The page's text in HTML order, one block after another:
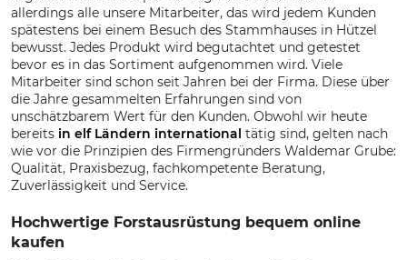
allerdings alle unsere Mitarbeiter, das wird jedem Kunden
spätestens bei einem Besuch des Stammhauses in Hützel
bewusst. Jedes Produkt wird begutachtet und getestet
bevor es in das Sortiment aufgenommen wird. Viele
Mitarbeiter sind schon seit Jahren bei der Firma. Diese über
die Jahre gesammelten Erfahrungen sind von
unschätzbarem Wert für den Kunden. Obwohl wir heute
bereits in elf Ländern international tätig sind, gelten nach
wie vor die Prinzipien des Firmengründers Waldemar Grube:
Qualität, Praxisbezug, fachkompetente Beratung,
Zuverlässigkeit und Service.
Hochwertige Forstausrüstung bequem online
kaufen